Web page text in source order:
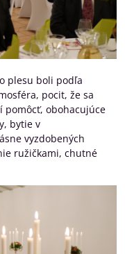
plesu boli podľa
pocit, že sa
obohacujúce
bytie v
vyzdobených
ružičkami, chutné